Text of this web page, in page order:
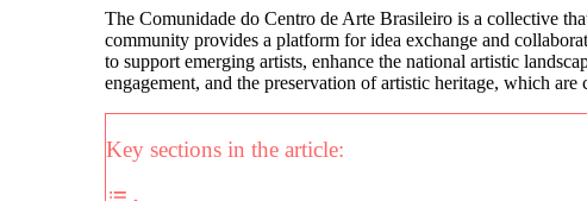
The Comunidade do Centro de Arte Brasileiro is a collective that brings together artists, curators, and art enthusiasts to promote Brazilian art in various forms and expressions. This
community provides a platform for idea exchange and
to support emerging artists, enhance the national artistic
engagement, and the preservation of artistic heritage, which
Key sections in the article: